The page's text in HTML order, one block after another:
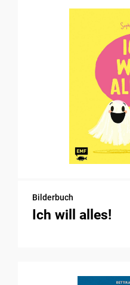
Bilderbuch
Ich will alles!